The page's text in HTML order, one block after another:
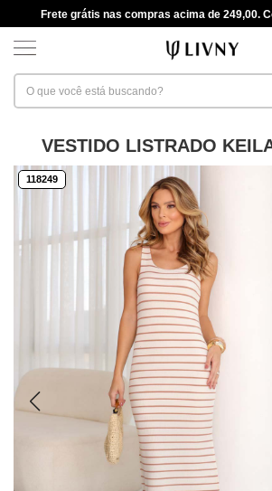
Frete grátis nas compras acima de 249,00.
VESTIDO LISTRADO
118249